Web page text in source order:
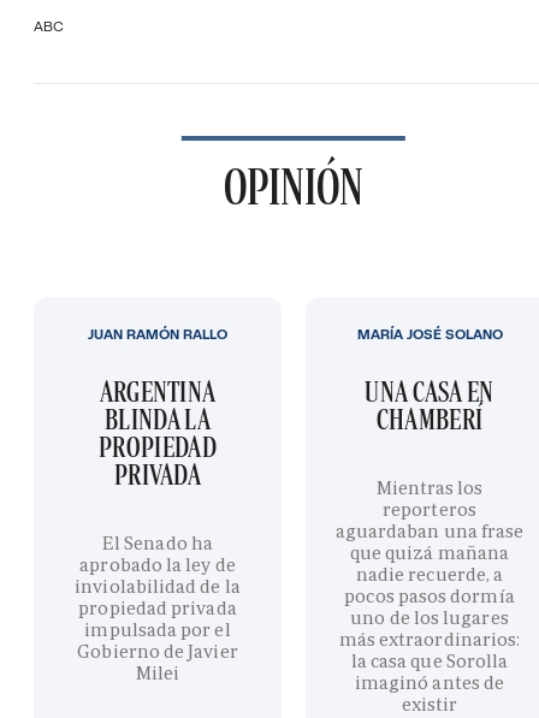
ABC
OPINIÓN
ARGENTINA
BLINDA LA
PROPIEDAD
PRIVADA
El Senado ha
aprobado la ley de
inviolabilidad de la
propiedad privada
impulsada por el
Gobierno de Javier
Milei
JUAN RAMÓN RALLO
UNA CASA EN
CHAMBERÍ
Mientras los
reporteros
aguardaban una frase
que quizá mañana
nadie recuerde, a
pocos pasos dormía
uno de los lugares
más extraordinarios:
la casa que Sorolla
imaginó antes de
existir
MARÍA JOSÉ SOLANO